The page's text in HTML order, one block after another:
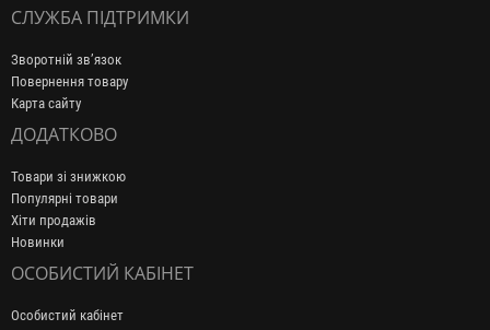
СЛУЖБА ПІДТРИМКИ
Зворотній зв’язок
Повернення товару
Карта сайту
ДОДАТКОВО
Товари зі знижкою
Популярні товари
Хіти продажів
Новинки
ОСОБИСТИЙ КАБІНЕТ
Особистий кабінет